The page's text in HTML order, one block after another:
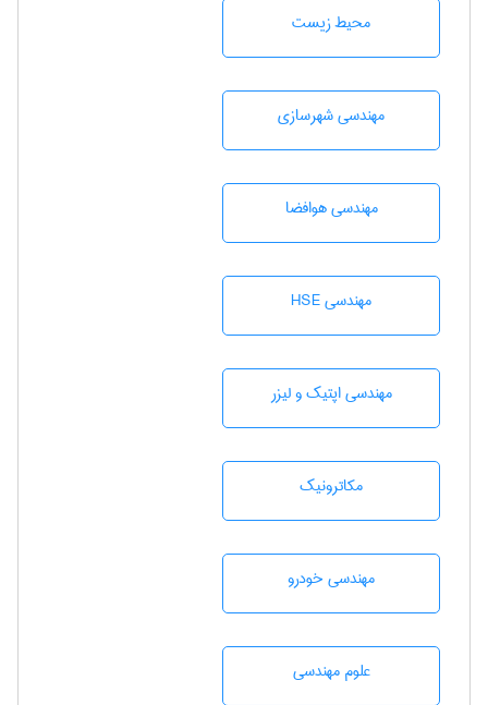
محيط زيست
مهندسی شهرسازی
مهندسی هوافضا
مهندسی HSE
مهندسی اپتیک و لیزر
مکاترونیک
مهندسی خودرو
علوم مهندسی